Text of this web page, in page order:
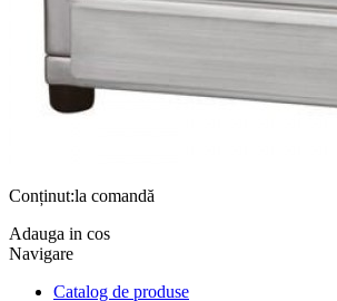
Conținut:la comandă
Adauga in cos
Navigare
Catalog de produse